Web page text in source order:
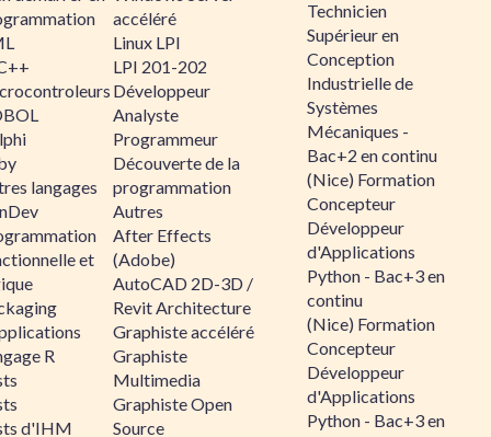
langages
et
R
d'IHM
accéléré
Linux LPI
LPI 201-202
Développeur
Analyste
Programmeur
Découverte de la
programmation
Autres
After Effects
(Adobe)
AutoCAD 2D-3D /
Revit Architecture
Graphiste accéléré
Graphiste
Multimedia
Graphiste Open
Source
Technicien
Supérieur en
Conception
Industrielle de
Systèmes
Mécaniques -
Bac+2 en continu
(Nice) Formation
Concepteur
Développeur
d'Applications
Python - Bac+3 en
continu
(Nice) Formation
Concepteur
Développeur
d'Applications
Python - Bac+3 en